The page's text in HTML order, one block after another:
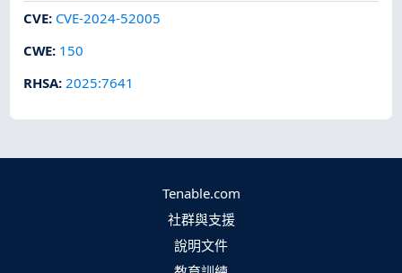
CVE: CVE-2024-52005
CWE: 150
RHSA:2025:7641
Tenable.com
社群與支援
說明文件